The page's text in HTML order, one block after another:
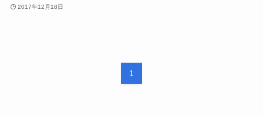
2017年12月18日
1